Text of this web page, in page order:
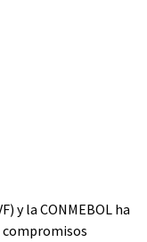
y la CONMEBOL ha